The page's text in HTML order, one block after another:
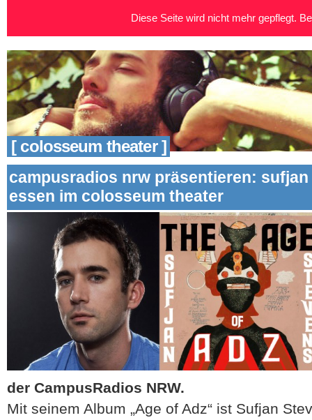
[ colosseum theater ]
campusradios nrw präsentieren: sufjan
essen im colosseum theater
der CampusRadios NRW.
Mit seinem Album „Age of Adz“ ist Sufjan
Diese Seite wird nicht mehr gepflegt.